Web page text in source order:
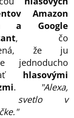
Amazon
a Google
, čo
že ju
jednoducho
hlasovými
.
"Alexa,
svetlo v